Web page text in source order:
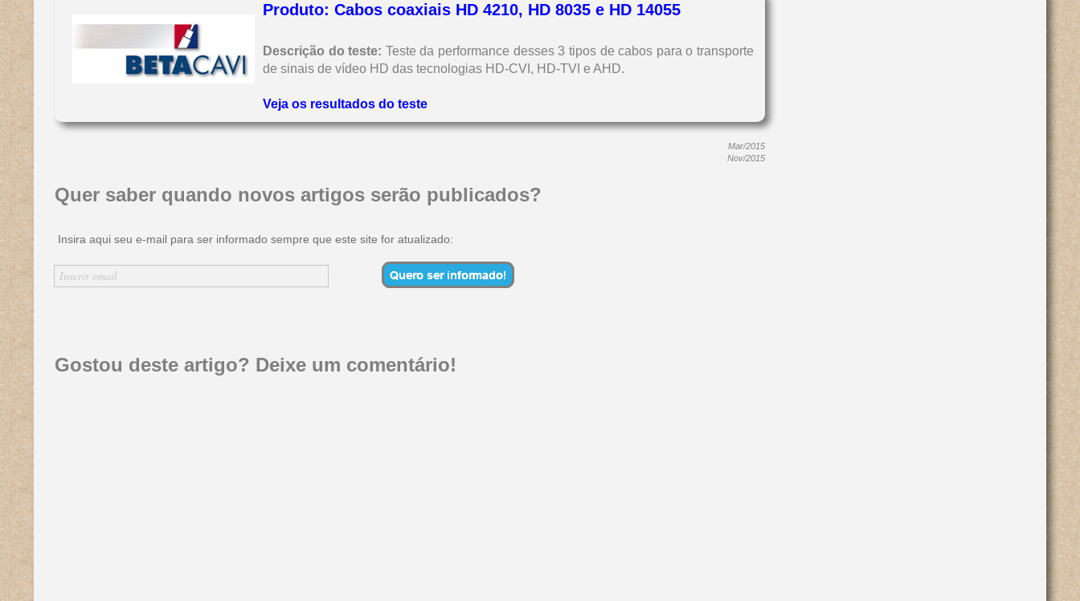
Produto: Cabos coaxiais HD 4210, HD 8035 e HD 14055
Descrição do teste: Teste da performance desses 3 tipos de cabos para o transporte
de sinais de vídeo HD das tecnologias HD-CVI, HD-TVI e AHD.
Veja os resultados do teste
Mar/2015
Nov/2015
Quer saber quando novos artigos serão publicados?
Inserir nome
Insira aqui seu e-mail para ser informado sempre que este site for atualizado:
Inserir email
Gostou deste artigo? Deixe um comentário!